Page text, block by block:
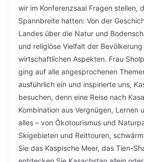
wir im Konferenzsaal Fragen stellen,
Spannbreite hatten: Von der
Landes über die Natur und
und religiöse Vielfalt der
wirtschaftlichen Aspekten. Frau
ging auf alle angesprochenen
ausführlich ein und inspirierte uns,
besuchen, denn eine Reise nach
Kombination aus Vergnügen, Lernen
alles – von Ökotourismus und
Skigebieten und Reittouren,
Sie das Kaspische Meer, das Tien-